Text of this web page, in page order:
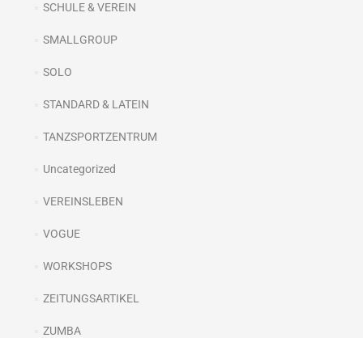
SCHULE & VEREIN
SMALLGROUP
SOLO
STANDARD & LATEIN
TANZSPORTZENTRUM
Uncategorized
VEREINSLEBEN
VOGUE
WORKSHOPS
ZEITUNGSARTIKEL
ZUMBA